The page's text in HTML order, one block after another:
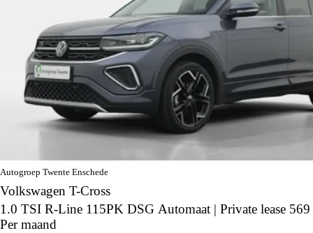
Autogroep Twente Enschede
Volkswagen T-Cross
1.0 TSI R-Line 115PK DSG Automaat | Private lease 569
Per maand